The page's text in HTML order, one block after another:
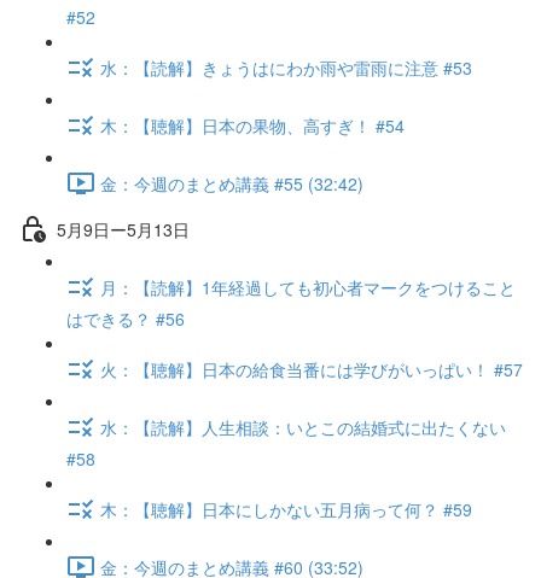
#52
水：【読解】きょうはにわか雨や雷雨に注意 #53
木：【聴解】日本の果物、高すぎ！ #54
金：今週のまとめ講義 #55 (32:42)
5月9日ー5月13日
月：【読解】1年経過しても初心者マークをつけること
はできる？ #56
火：【聴解】日本の給食当番には学びがいっぱい！ #57
水：【読解】人生相談：いとこの結婚式に出たくない
#58
木：【聴解】日本にしかない五月病って何？ #59
金：今週のまとめ講義 #60 (33:52)